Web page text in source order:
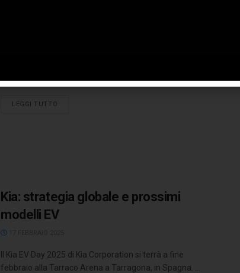
EV4, nelle due versioni, berlina e hatchback, in vista del ...
LEGGI TUTTO
Kia: strategia globale e prossimi
modelli EV
Il Kia EV Day 2025 di Kia Corporation si terrà a fine
febbraio alla Tarraco Arena a Tarragona, in Spagna. ...